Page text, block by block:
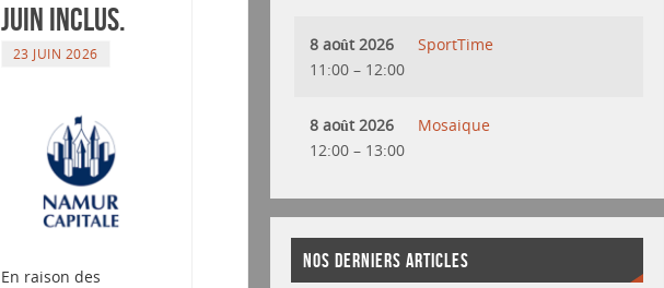
juin inclus.
23 JUIN 2026
En raison des
8 août 2026
11:00 – 12:00
SportTime
8 août 2026
12:00 – 13:00
Mosaique
NOS DERNIERS ARTICLES